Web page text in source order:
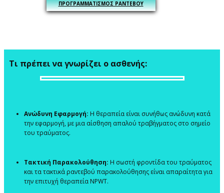
ΠΡΟΓΡΑΜΜΑΤΙΣΜΟΣ ΡΑΝΤΕΒΟΥ
​Τι πρέπει να γνωρίζει ο ασθενής:
Ανώδυνη Εφαρμογή: Η θεραπεία είναι συνήθως ανώδυνη κατά
την εφαρμογή, με μια αίσθηση απαλού τραβήγματος στο σημείο
του τραύματος.
Τακτική Παρακολούθηση: Η σωστή φροντίδα του τραύματος
και τα τακτικά ραντεβού παρακολούθησης είναι απαραίτητα για
την επιτυχή θεραπεία NPWT.